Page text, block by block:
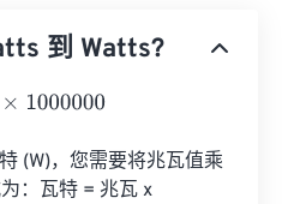
到 Watts?
(W)，您需要将兆瓦值乘
：瓦特 = 兆瓦 x